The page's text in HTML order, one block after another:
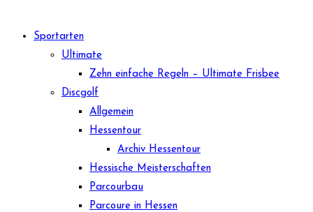
Sportarten
Ultimate
Zehn einfache Regeln – Ultimate Frisbee
Discgolf
Allgemein
Hessentour
Archiv Hessentour
Hessische Meisterschaften
Parcourbau
Parcoure in Hessen